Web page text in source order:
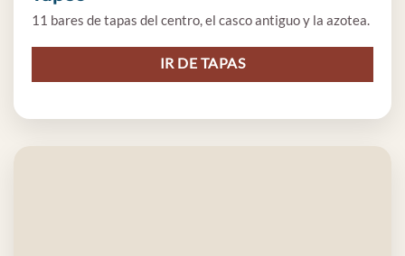
11 bares de tapas del centro, el casco antiguo y la azotea.
IR DE TAPAS